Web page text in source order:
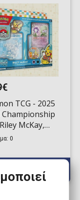
TCG - 2025
McKay,
Devo Gardevoir
0